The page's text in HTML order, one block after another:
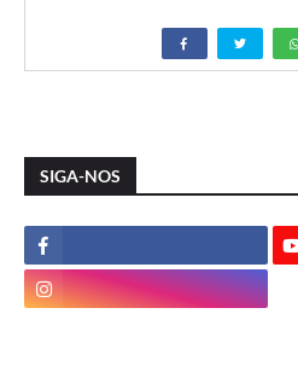
SIGA-NOS